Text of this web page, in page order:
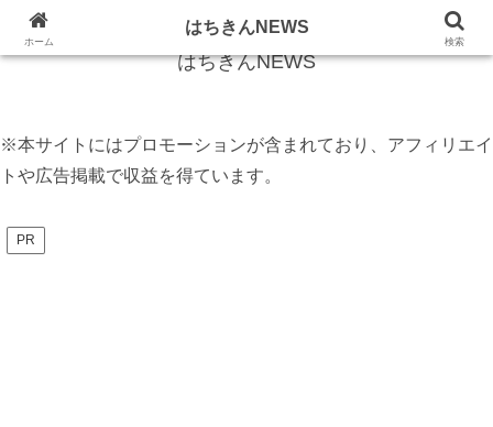
はちきんNEWS
※本サイトにはプロモーションが含まれており、アフィリエイ
トや広告掲載で収益を得ています。
PR
ホーム
はちきんNEWS
検索